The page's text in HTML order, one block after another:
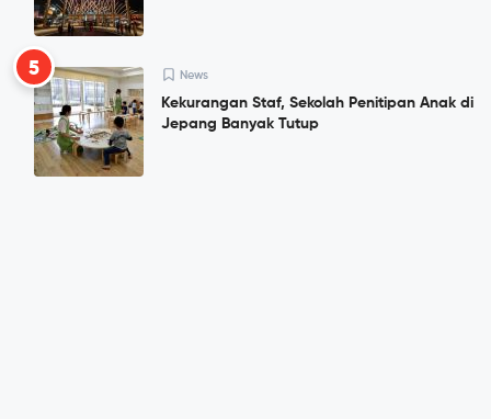
5 News
Kekurangan Staf, Sekolah Penitipan Anak di
Jepang Banyak Tutup